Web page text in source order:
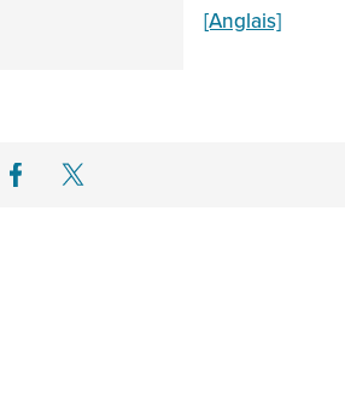
[Anglais]
Share on LinkedIn
Share on Facebook